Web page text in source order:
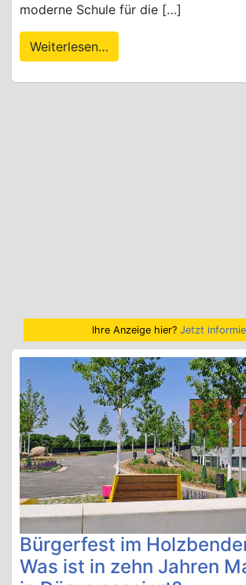
moderne Schule für die […]
Weiterlesen…
Ihre Anzeige hier? Jetzt
Bürgerfest im
Was ist in zehn Jahren